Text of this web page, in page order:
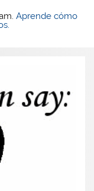
Aprende cómo